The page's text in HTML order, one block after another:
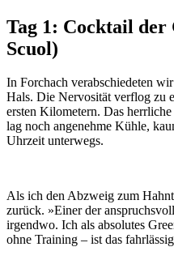
Tag 1: Cocktail der
Scuol)
In Forchach verabschiedeten
Hals. Die Nervosität verflog zu
ersten Kilometern. Das
lag noch angenehme Kühle,
Uhrzeit unterwegs.
Als ich den Abzweig zum
zurück. »Einer der
irgendwo. Ich als absolutes
ohne Training – ist das